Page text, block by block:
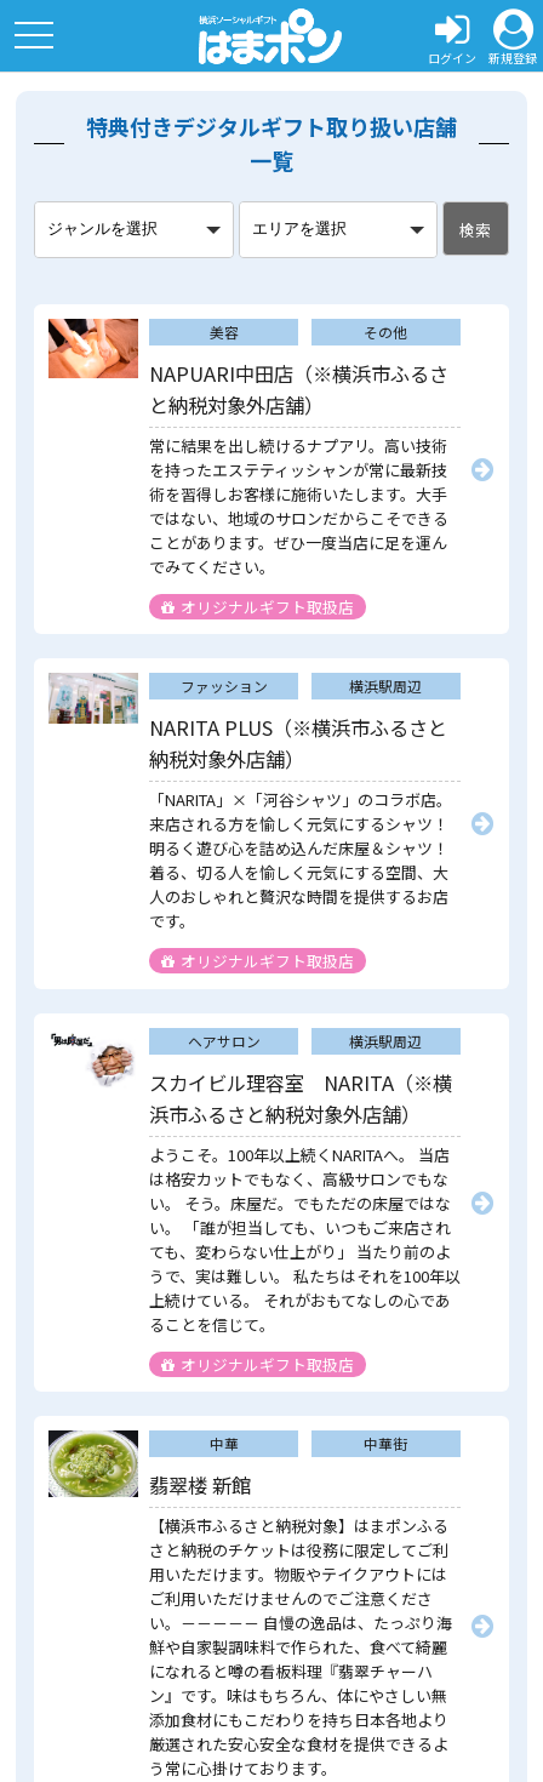
ログイン 新規登録
toggle
navigation
特典付きデジタルギフト取り扱い店舗
一覧
検索
美容 その他
NAPUARI中田店（※横浜市ふるさ
と納税対象外店舗）
常に結果を出し続けるナプアリ。高い技術
を持ったエステティッシャンが常に最新技
術を習得しお客様に施術いたします。大手
ではない、地域のサロンだからこそできる
ことがあります。ぜひ一度当店に足を運ん
でみてください。
オリジナルギフト取扱店
ファッション 横浜駅周辺
NARITA PLUS（※横浜市ふるさと
納税対象外店舗）
「NARITA」×「河谷シャツ」のコラボ店。
来店される方を愉しく元気にするシャツ！
明るく遊び心を詰め込んだ床屋＆シャツ！
着る、切る人を愉しく元気にする空間、大
人のおしゃれと贅沢な時間を提供するお店
です。
オリジナルギフト取扱店
ヘアサロン 横浜駅周辺
スカイビル理容室 NARITA（※横
浜市ふるさと納税対象外店舗）
ようこそ。100年以上続くNARITAへ。 当店
は格安カットでもなく、高級サロンでもな
い。 そう。床屋だ。でもただの床屋ではな
い。 「誰が担当しても、いつもご来店され
ても、変わらない仕上がり」 当たり前のよ
うで、実は難しい。 私たちはそれを100年以
上続けている。 それがおもてなしの心であ
ることを信じて。
オリジナルギフト取扱店
中華 中華街
翡翠楼 新館
【横浜市ふるさと納税対象】はまポンふる
さと納税のチケットは役務に限定してご利
用いただけます。物販やテイクアウトには
ご利用いただけませんのでご注意くださ
い。－－－－－ 自慢の逸品は、たっぷり海
鮮や自家製調味料で作られた、食べて綺麗
になれると噂の看板料理『翡翠チャーハ
ン』です。味はもちろん、体にやさしい無
添加食材にもこだわりを持ち日本各地より
厳選された安心安全な食材を提供できるよ
う常に心掛けております。